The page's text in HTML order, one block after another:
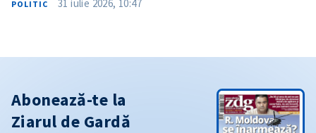
POLITIC 31 iulie 2026, 10:47
Abonează-te la
Ziarul de Gardă